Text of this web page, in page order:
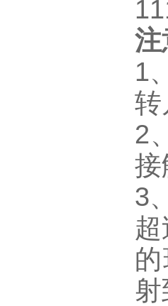
注
1
转
2
接
3